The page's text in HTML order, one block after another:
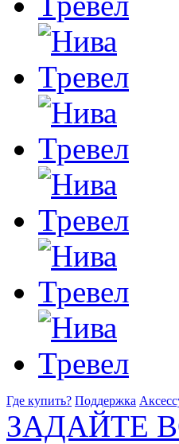
Где купить? Поддержка
ЗАДАЙТЕ